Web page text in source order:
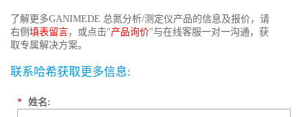
了解更多GANIMEDE 总氮分析/测定仪产品的信息及报价，请
右侧 填表留言，或点击"产品询价"与在线客服一对一沟通，获
取专属解决方案。
联系哈希获取更多信息:
* 姓名: